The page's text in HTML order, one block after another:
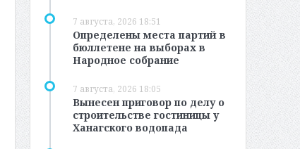
7 августа, 2026 18:51
Определены места партий в
бюллетене на выборах в
Народное собрание
7 августа, 2026 18:05
Вынесен приговор по делу о
строительстве гостиницы у
Ханагского водопада